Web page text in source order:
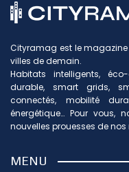
Cityramag est le
villes de demain.
Habitats intelligents,
durable, smart grids,
connectés, mobilité
énergétique… Pour vous,
nouvelles prouesses de nos
MENU